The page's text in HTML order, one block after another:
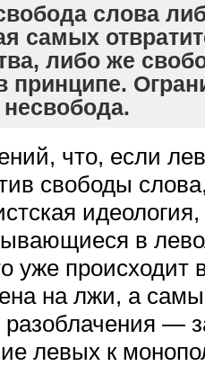
слова
самых
либо же
принципе.
что, если
свободы
в
уже происходит
на лжи, а
—
левых к